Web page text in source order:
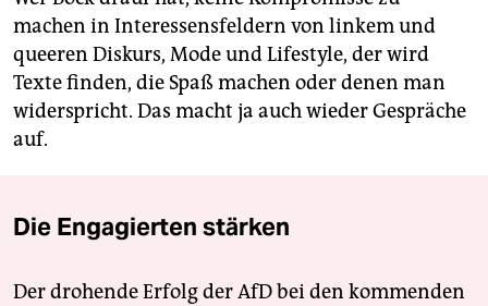
machen in Interessensfeldern von linkem und
queeren Diskurs, Mode und Lifestyle, der wird
Texte finden, die Spaß machen oder denen man
widerspricht. Das macht ja auch wieder Gespräche
auf.
Die Engagierten stärken
Der drohende Erfolg der AfD bei den kommenden